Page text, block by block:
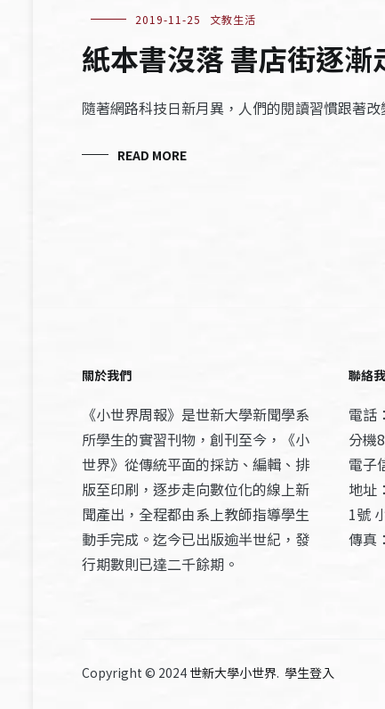
2019-11-25 文教生活
紙本書沒落 書店街逐漸
隨著網路科技日新月異，人們的閱讀習慣跟著
READ MORE
關於我們
《小世界周報》是世新大學新聞學系
所學生的實習刊物，創刊至今，《小
世界》從傳統平面的採訪、編輯、排
版至印刷，逐步走向數位化的線上新
聞產出，全程都由系上教師指導學生
動手完成。迄今已出版逾半世紀，發
行期數則已達二千餘期。
聯絡
電話
分機
電子
地址
1號
傳真
Copyright © 2024 世新大學小世界. 學生登入